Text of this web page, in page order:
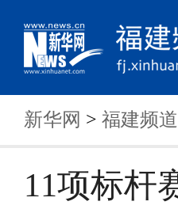
新华网 > 福建频道
11项标杆